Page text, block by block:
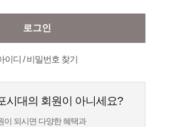
로그인
이디 / 비밀번호 찾기
시대의 회원이 아니세요?
이 되시면 다양한 혜택과